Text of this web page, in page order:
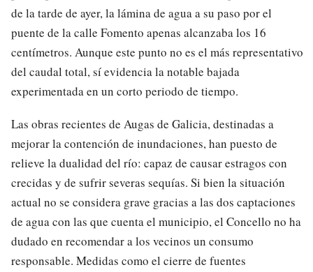
de la tarde de ayer, la lámina de agua a su paso por el
puente de la calle Fomento apenas alcanzaba los 16
centímetros. Aunque este punto no es el más representativo
del caudal total, sí evidencia la notable bajada
experimentada en un corto periodo de tiempo.
Las obras recientes de Augas de Galicia, destinadas a
mejorar la contención de inundaciones, han puesto de
relieve la dualidad del río: capaz de causar estragos con
crecidas y de sufrir severas sequías. Si bien la situación
actual no se considera grave gracias a las dos captaciones
de agua con las que cuenta el municipio, el Concello no ha
dudado en recomendar a los vecinos un consumo
responsable. Medidas como el cierre de fuentes